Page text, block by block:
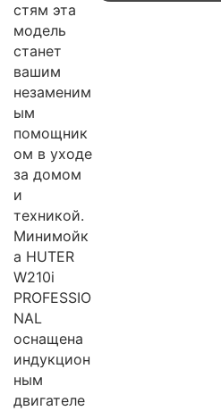
стям эта
модель
станет
вашим
незаменим
ым
помощник
ом в уходе
за домом
и
техникой.
Минимойк
а HUTER
W210i
PROFESSIO
NAL
оснащена
индукцион
ным
двигателе